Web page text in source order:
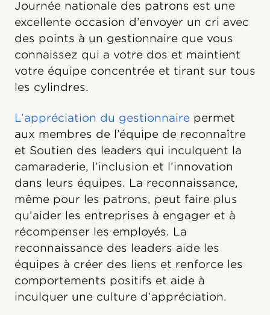
Journée nationale des patrons est une
excellente occasion d’envoyer un cri avec
des points à un gestionnaire que vous
connaissez qui a votre dos et maintient
votre équipe concentrée et tirant sur tous
les cylindres.
L’appréciation du gestionnaire permet
aux membres de l’équipe de reconnaître
et Soutien des leaders qui inculquent la
camaraderie, l’inclusion et l’innovation
dans leurs équipes. La reconnaissance,
même pour les patrons, peut faire plus
qu’aider les entreprises à engager et à
récompenser les employés. La
reconnaissance des leaders aide les
équipes à créer des liens et renforce les
comportements positifs et aide à
inculquer une culture d’appréciation.